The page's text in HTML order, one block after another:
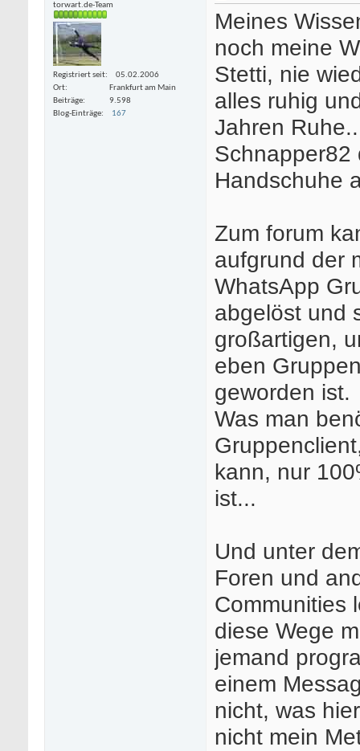
torwart.de-Team
Registriert seit
05.02.2006
Ort
Frankfurt am Main
Beiträge
9.598
Blog-Einträge
167
Meines
noch meine
Stetti, nie
alles ruhig
Jahren
Schnapper82
Handschuhe
Zum forum
aufgrund der
WhatsApp
abgelöst und
großartigen,
eben
geworden ist.
Was man
kann, nur
ist...
Und unter
Foren und
Communities
diese Wege
jemand
einem
nicht, was
nicht mein